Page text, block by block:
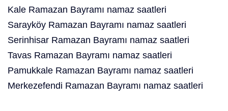
Kale Ramazan Bayramı namaz saatleri
Sarayköy Ramazan Bayramı namaz saatleri
Serinhisar Ramazan Bayramı namaz saatleri
Tavas Ramazan Bayramı namaz saatleri
Pamukkale Ramazan Bayramı namaz saatleri
Merkezefendi Ramazan Bayramı namaz saatleri